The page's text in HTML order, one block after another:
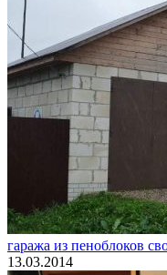
гаража из пеноблоков
13.03.2014